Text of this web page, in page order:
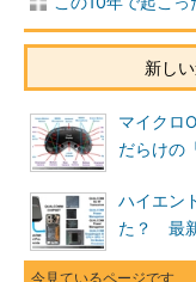
新し
マイクロ
だらけの
ハイエン
た？ 最